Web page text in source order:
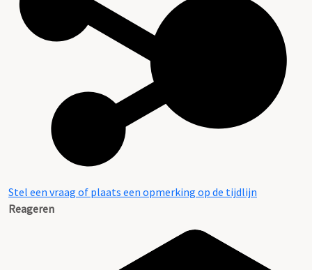
Stel een vraag of plaats een opmerking op de tijdlijn
Reageren